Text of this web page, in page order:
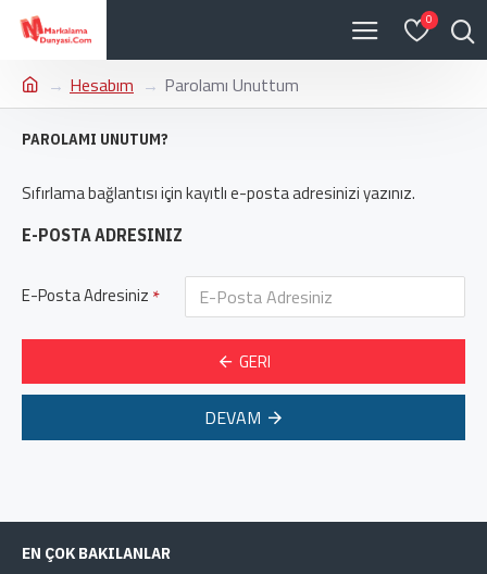
0
Hesabım Parolamı Unuttum
PAROLAMI UNUTUM?
Sıfırlama bağlantısı için kayıtlı e-posta adresinizi yazınız.
E-POSTA ADRESINIZ
E-Posta Adresiniz
GERI
DEVAM
EN ÇOK BAKILANLAR